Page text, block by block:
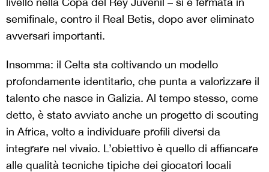
semifinale, contro il Real Betis, dopo aver eliminato
avversari importanti.
Insomma: il Celta sta coltivando un modello
profondamente identitario, che punta a valorizzare il
talento che nasce in Galizia. Al tempo stesso, come
detto, è stato avviato anche un progetto di scouting
in Africa, volto a individuare profili diversi da
integrare nel vivaio. L’obiettivo è quello di affiancare
alle qualità tecniche tipiche dei giocatori locali